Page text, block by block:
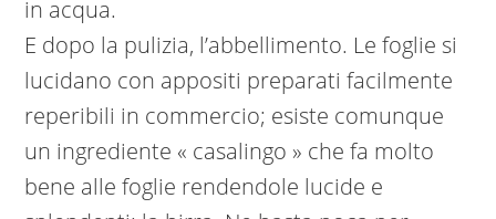
in acqua.
E dopo la pulizia, l’abbellimento. Le foglie si
lucidano con appositi preparati facilmente
reperibili in commercio; esiste comunque
un ingrediente « casalingo » che fa molto
bene alle foglie rendendole lucide e